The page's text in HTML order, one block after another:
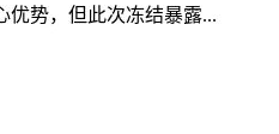
优势，但此次冻结暴露...